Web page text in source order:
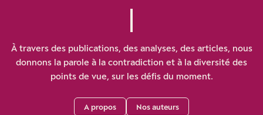
À travers des publications, des analyses, des articles, nous
donnons la parole à la contradiction et à la diversité des
points de vue, sur les défis du moment.
A propos Nos auteurs